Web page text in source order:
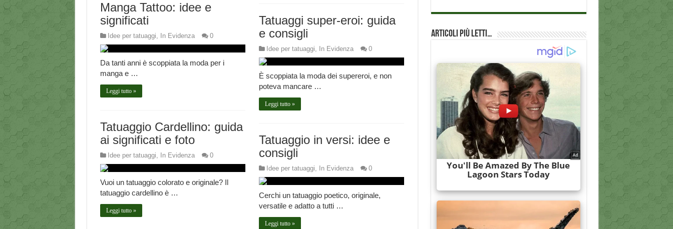
Manga Tattoo: idee e
significati
Idee per tatuaggi, In Evidenza 0
Da tanti anni è scoppiata la moda per i
manga e …
Leggi tutto »
Tatuaggi super-eroi: guida
e consigli
Idee per tatuaggi, In Evidenza 0
È scoppiata la moda dei supereroi, e non
poteva mancare …
Leggi tutto »
Tatuaggio Cardellino: guida
ai significati e foto
Idee per tatuaggi, In Evidenza 0
Vuoi un tatuaggio colorato e originale? Il
tatuaggio cardellino è …
Leggi tutto »
Tatuaggio in versi: idee e
consigli
Idee per tatuaggi, In Evidenza 0
Cerchi un tatuaggio poetico, originale,
versatile e adatto a tutti …
Leggi tutto »
Articoli più Letti…